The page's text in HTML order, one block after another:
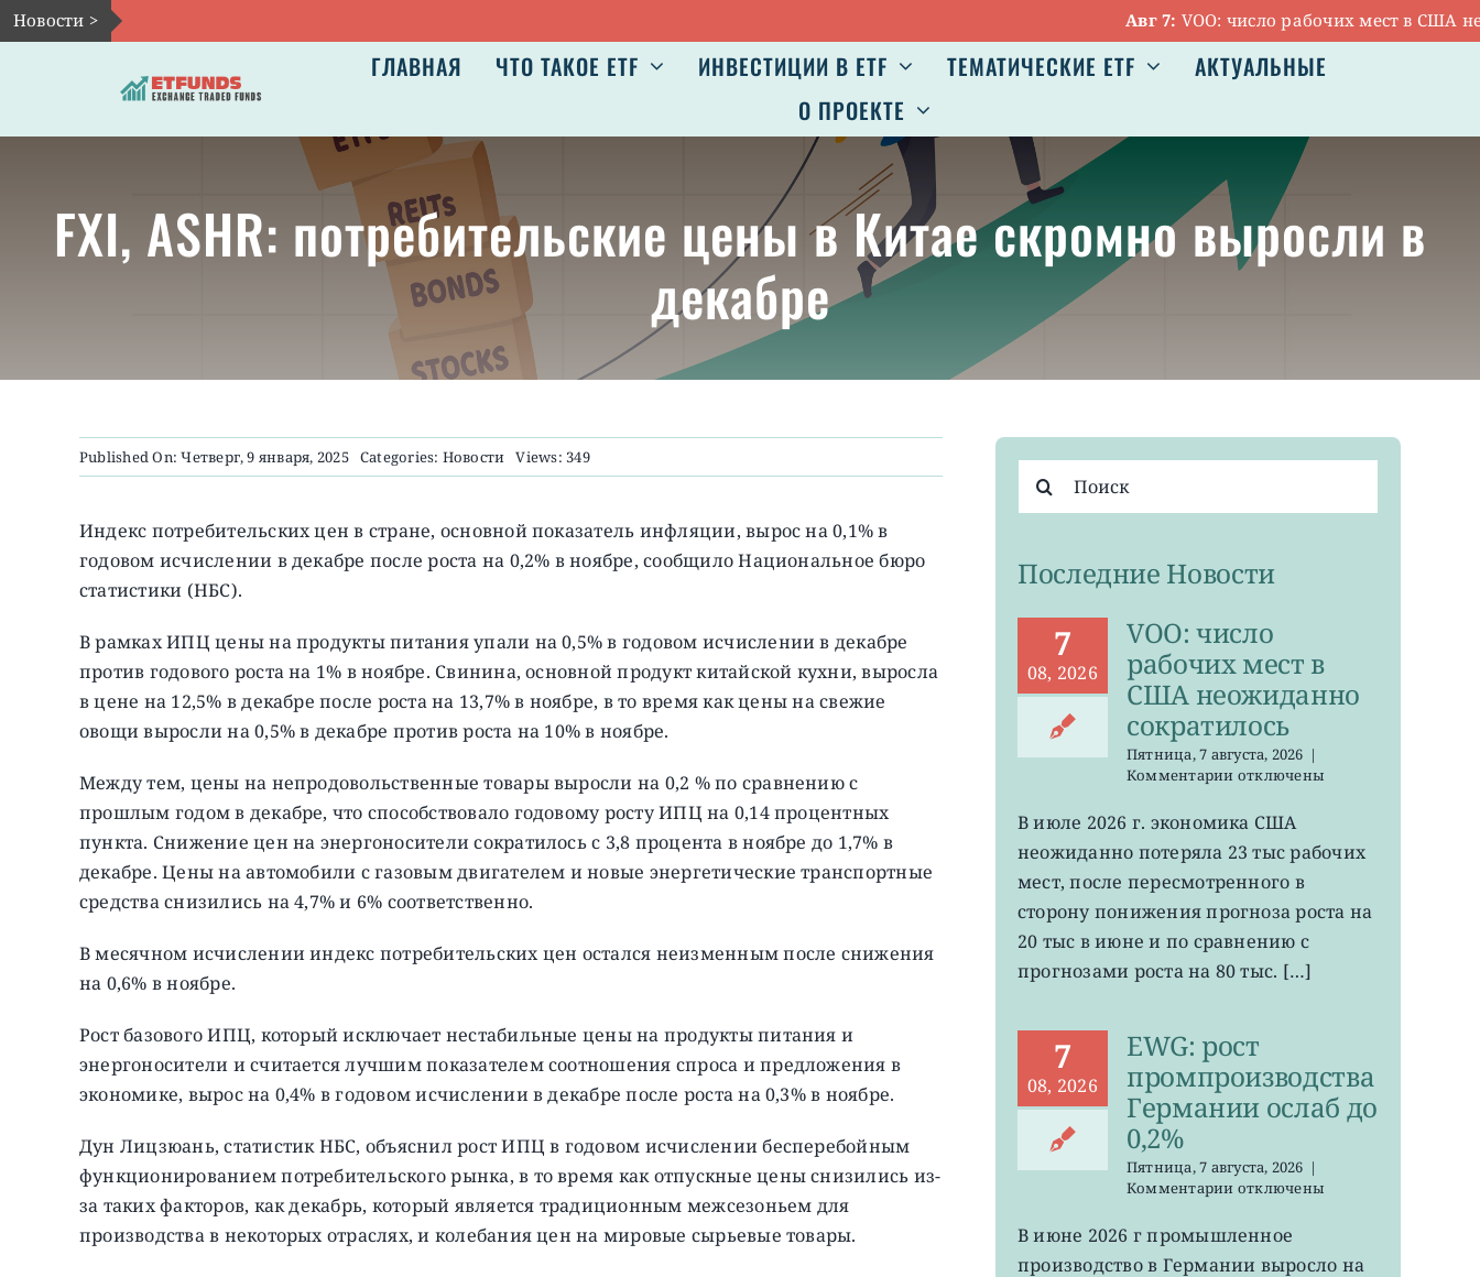
Skip
to
Новости > Авг 7:VOO: число рабочих мест в США
ГЛАВНАЯ ЧТО ТАКОЕ ETF ИНВЕСТИЦИИ В ETF ТЕМАТИЧЕСКИЕ ETF
АКТУАЛЬНЫЕ
О ПРОЕКТЕ
FXI, ASHR: потребительские цены в Китае скромно выросли в
декабре
Published On: Четверг, 9 января, 2025 Categories: Новости Views: 349
Индекс потребительских цен в стране, основной показатель инфляции, вырос на 0,1% в
годовом исчислении в декабре после роста на 0,2% в ноябре, сообщило Национальное бюро
статистики (НБС).
В рамках ИПЦ цены на продукты питания упали на 0,5% в годовом исчислении в декабре
против годового роста на 1% в ноябре. Свинина, основной продукт китайской кухни, выросла
в цене на 12,5% в декабре после роста на 13,7% в ноябре, в то время как цены на свежие
овощи выросли на 0,5% в декабре против роста на 10% в ноябре.
Между тем, цены на непродовольственные товары выросли на 0,2 % по сравнению с
прошлым годом в декабре, что способствовало годовому росту ИПЦ на 0,14 процентных
пункта. Снижение цен на энергоносители сократилось с 3,8 процента в ноябре до 1,7% в
декабре. Цены на автомобили с газовым двигателем и новые энергетические транспортные
средства снизились на 4,7% и 6% соответственно.
В месячном исчислении индекс потребительских цен остался неизменным после снижения
на 0,6% в ноябре.
Рост базового ИПЦ, который исключает нестабильные цены на продукты питания и
энергоносители и считается лучшим показателем соотношения спроса и предложения в
экономике, вырос на 0,4% в годовом исчислении в декабре после роста на 0,3% в ноябре.
Дун Лицзюань, статистик НБС, объяснил рост ИПЦ в годовом исчислении бесперебойным
функционированием потребительского рынка, в то время как отпускные цены снизились из-
за таких факторов, как декабрь, который является традиционным межсезоньем для
производства в некоторых отраслях, и колебания цен на мировые сырьевые товары.
поиска:
Последние Новости
7
08, 2026
VOO: число
рабочих мест в
США неожиданно
сократилось
Пятница, 7 августа, 2026 |
Комментариик
VOO:
рабочих
мест
США
неожиданно
сократилось
отключены
В июле 2026 г. экономика США
неожиданно потеряла 23 тыс рабочих
мест, после пересмотренного в
сторону понижения прогноза роста на
20 тыс в июне и по сравнению с
прогнозами роста на 80 тыс. […]
7
08, 2026
EWG: рост
промпроизводства
Германии ослаб до
0,2%
Пятница, 7 августа, 2026 |
Комментариик
EWG:
рост
промпроизводства
отключены
В июне 2026 г промышленное
производство в Германии выросло на